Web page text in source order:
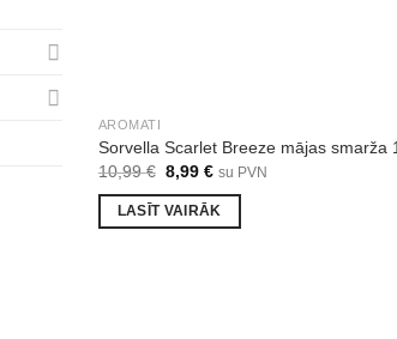
AROMATI
Sorvella Scarlet Breeze mājas smarža
10,99€ Original
was:
10,99 €.
8,99€Current
is:
8,99 €.
su PVN
LASĪT VAIRĀK